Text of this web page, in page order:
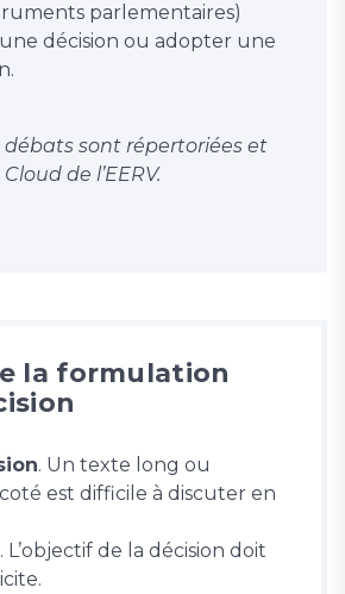
parlementaires)
décision ou adopter une
débats sont répertoriées et
de l’EERV.
la formulation
. Un texte long ou
est difficile à discuter en
. L’objectif de la décision doit